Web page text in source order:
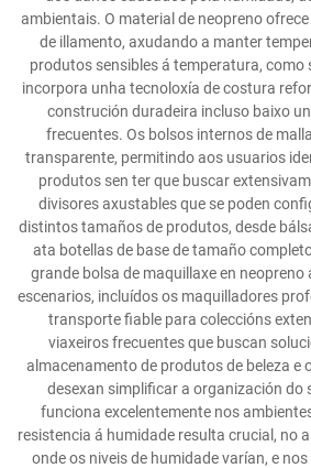
ambientais. O material de neopreno
de illamento, axudando a manter
produtos sensibles á temperatura, como
incorpora unha tecnoloxía de costura
construción duradeira incluso baixo
frecuentes. Os bolsos internos de
transparente, permitindo aos usuarios
produtos sen ter que buscar
divisores axustables que se poden
distintos tamaños de produtos, desde
ata botellas de base de tamaño
grande bolsa de maquillaxe en
escenarios, incluídos os maquilladores
transporte fiable para coleccións
viaxeiros frecuentes que buscan
almacenamento de produtos de beleza e
desexan simplificar a organización do
funciona excelentemente nos
resistencia á humidade resulta crucial, no
onde os niveis de humidade varían, e